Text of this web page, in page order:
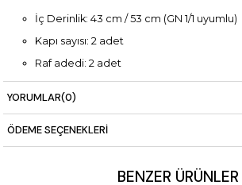
İç Derinlik: 43 cm / 53 cm (GN 1/1 uyumlu)
Kapı sayısı: 2 adet
Raf adedi: 2 adet
Dijital kumanda paneli
Otomatik su buharlaştırma sistemi
Yüksekliği ayarlanabilir paslanmaz ayaklar
YORUMLAR(0)
ÖDEME SEÇENEKLERI
BENZER ÜRÜNLER